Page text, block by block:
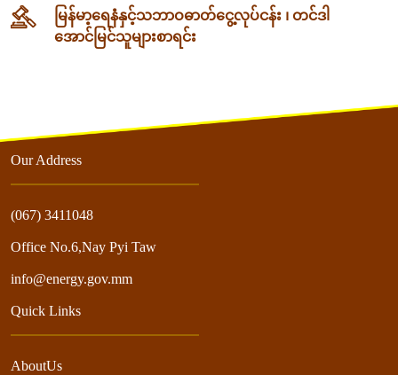
မြန်မာ့ရေနံနှင့်သဘာဝဓာတ်ငွေ့လုပ်ငန်း ၊ တင်ဒါ
အောင်မြင်သူများစာရင်း
Our Address
(067) 3411048
Office No.6,Nay Pyi Taw
info@energy.gov.mm
Quick Links
AboutUs